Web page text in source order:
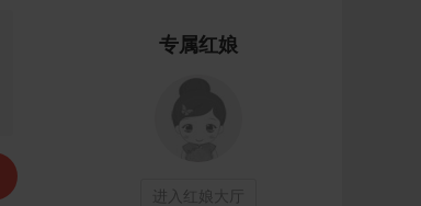
专属红娘
进入红娘大厅